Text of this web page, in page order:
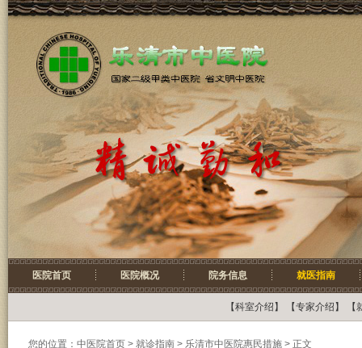
医院首页 医院概况 院务信息 就医指南
【科室介绍 】 【专家介绍 】 【
您的位置： 中医院首页 > 就诊指南 > 乐清市中医院惠民措施 > 正文